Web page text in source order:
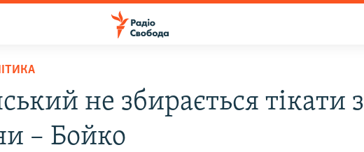
не збирається тікати з
– Бойко